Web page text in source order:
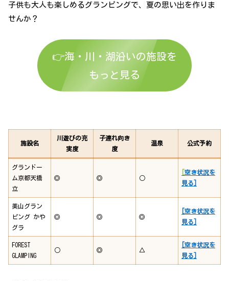
子供も大人も楽しめるグランピングで、夏の思い出を作りま
せんか？
👉海・川・湖沿いの施設を
もっと見る
施設名
川遊びの充
実度
子連れ向き
度
温泉 公式予約
グランドー
ム京都天橋
立
◎ ◎ ○
空き状況を
見る]
美山グラン
ピング かや
グラ
◎ ◎ ◎
[空き状況を
見る]
FOREST
GLAMPING
○ ◎ △
[空き状況を
見る]